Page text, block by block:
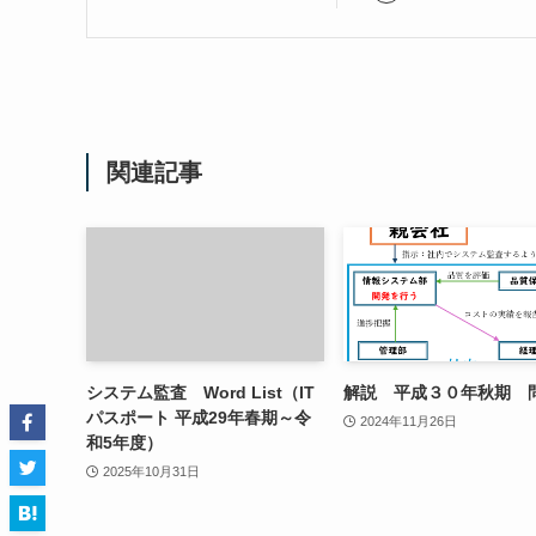
関連記事
システム監査 Word List（IT
パスポート 平成29年春期～令
和5年度）
2025年10月31日
解説 平成３０年秋期
2024年11月26日